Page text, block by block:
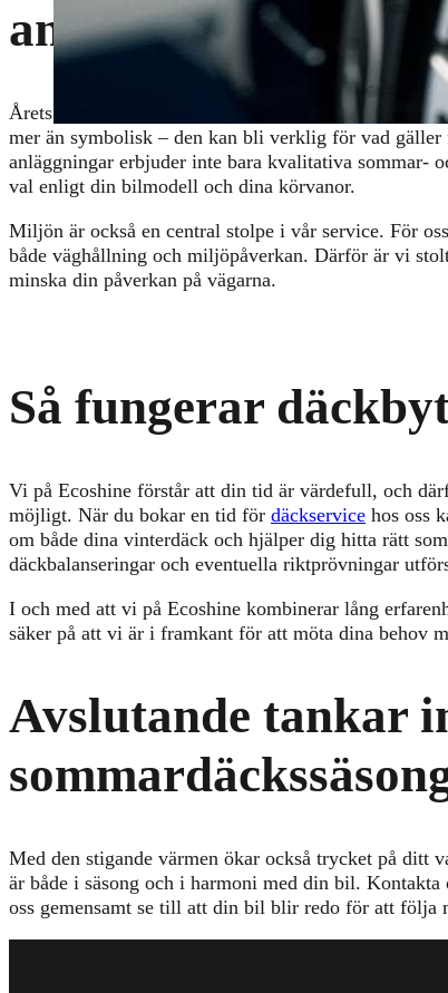
anläggningar säljer
Årets första däckbyte är en symbol för nystart, och
mer än symbolisk – den kan bli verklig för vad
anläggningar erbjuder inte bara kvalitativa sommar-
val enligt din bilmodell och dina körvanor.
Miljön är också en central stolpe i vår service. För
både väghållning och miljöpåverkan. Därför är vi
minska din påverkan på vägarna.
Så fungerar
Vi på Ecoshine förstår att din tid är värdefull, och
möjligt. När du bokar en tid för däckservice hos oss
om både dina vinterdäck och hjälper dig hitta rätt
däckbalanseringar och eventuella riktprövningar
I och med att vi på Ecoshine kombinerar lång
säker på att vi är i framkant för att möta dina behov
Avslutande tankar
Med den stigande värmen ökar också trycket på ditt
är både i säsong och i harmoni med din bil.
oss gemensamt se till att din bil blir redo för att följa